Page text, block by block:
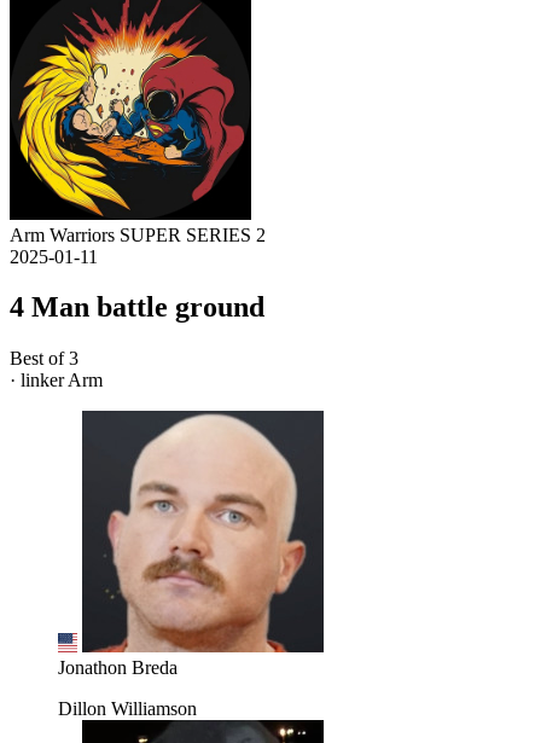
Arm Warriors SUPER SERIES 2
2025-01-11
4 Man battle ground
Best of 3
· linker Arm
Jonathon Breda
Dillon Williamson